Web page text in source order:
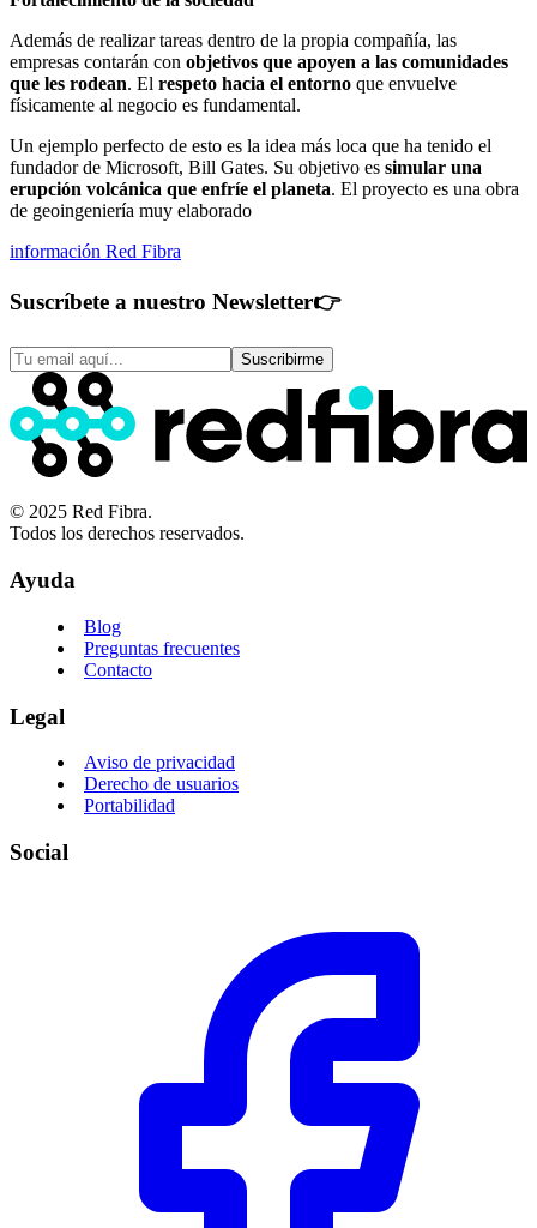
Además de realizar tareas dentro de la propia compañía, las
empresas contarán con objetivos que apoyen a las comunidades
que les rodean. El respeto hacia el entorno que envuelve
físicamente al negocio es fundamental.
Un ejemplo perfecto de esto es la idea más loca que ha tenido el
fundador de Microsoft, Bill Gates. Su objetivo es simular una
erupción volcánica que enfríe el planeta. El proyecto es una obra
de geoingeniería muy elaborado
información Red Fibra
Suscríbete a nuestro Newsletter👉
Suscribirme
© 2025 Red Fibra.
Todos los derechos reservados.
Ayuda
Blog
Preguntas frecuentes
Contacto
Legal
Aviso de privacidad
Derecho de usuarios
Portabilidad
Social